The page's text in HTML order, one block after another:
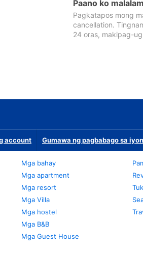
Paano ko
Pagkatapos mong
cancellation.
24 oras, makipag-
account Gumawa ng pagbabago sa
Mga bahay
Mga apartment
Mga resort
Mga Villa
Mga hostel
Mga B&B
Mga Guest House